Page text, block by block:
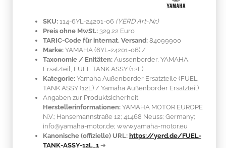
SKU: 114-6YL-24201-06 (YERD Art-Nr.)
Preis ohne MwSt.: 329.22 Euro
TARIC-Code für internat. Versand: 84099900
Marke: YAMAHA (6YL-24201-06) /
Taxonomie / Enitäten: Aussenborder, YAMAHA,
Ersatzteil, FUEL TANK ASSY (12L)
Kategorie: Yamaha Außenborder Ersatzteile (FUEL
TANK ASSY (12L) / Yamaha Außenborder Ersatzteil)
Angaben zur Produktsicherheit
Herstellerinformationen: YAMAHA MOTOR EUROPE
N.V.; Hansemannstraße 12; 41468 Neuss; Germany;
info@yamaha-motor.de; www.yamaha-motor.eu
Kanonische (offizielle) URL: https://yerd.de/FUEL-
TANK-ASSY-12L_1 ➔